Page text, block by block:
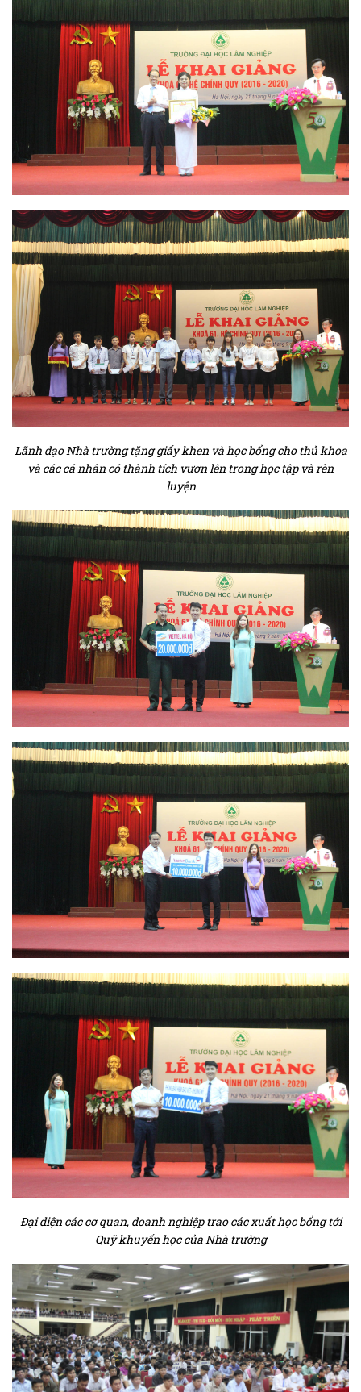
Lãnh đạo Nhà trường tặng giấy khen và học bổng cho thủ khoa
và các cá nhân có thành tích vươn lên trong học tập và rèn
luyện
Đại diện các cơ quan, doanh nghiệp trao các xuất học bổng tới
Quỹ khuyến học của Nhà trường